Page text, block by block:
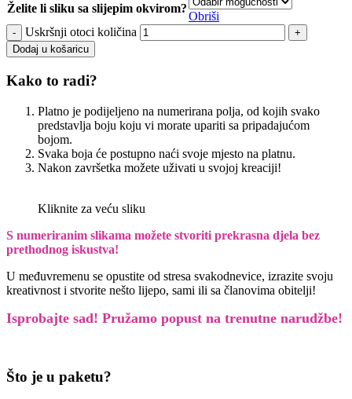
Želite li sliku sa slijepim okvirom?
Obriši
Uskršnji otoci količina
Dodaj u košaricu
Kako to radi?
Platno je podijeljeno na numerirana polja, od kojih svako
predstavlja boju koju vi morate upariti sa pripadajućom
bojom.
Svaka boja će postupno naći svoje mjesto na platnu.
Nakon završetka možete uživati u svojoj kreaciji!
Kliknite za veću sliku
S numeriranim slikama možete stvoriti prekrasna djela bez
prethodnog iskustva!
U međuvremenu se opustite od stresa svakodnevice, izrazite svoju
kreativnost i stvorite nešto lijepo, sami ili sa članovima obitelji!
Isprobajte sad! Pružamo popust na trenutne narudžbe!
Što je u paketu?